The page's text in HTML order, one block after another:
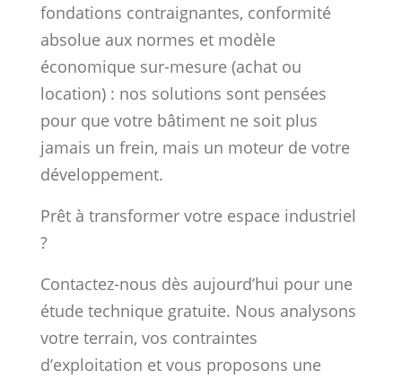
fondations contraignantes, conformité
absolue aux normes et modèle
économique sur-mesure (achat ou
location) : nos solutions sont pensées
pour que votre bâtiment ne soit plus
jamais un frein, mais un moteur de votre
développement.
Prêt à transformer votre espace industriel
?
Contactez-nous dès aujourd’hui pour une
étude technique gratuite. Nous analysons
votre terrain, vos contraintes
d’exploitation et vous proposons une